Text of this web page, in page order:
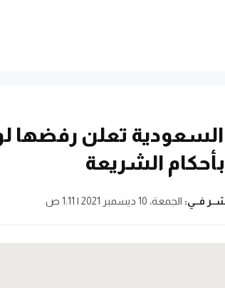
السعودية تعلن رفضها
بأحكام الشريعة
فــي: الجمعة، 10 ديسمبر 2021 | 1:11 ص